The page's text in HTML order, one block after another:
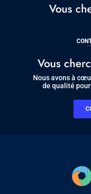
Vous
Vous
Nous avons à
de qualité